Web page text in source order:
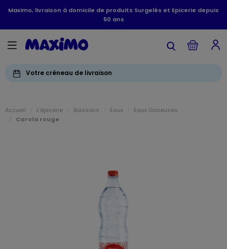
Maximo, livraison à domicile de produits Surgelés et Epicerie depuis
50 ans
Votre créneau de livraison
Accueil L'épicerie Boissons Eaux
Eaux Gazeuses
Carola rouge